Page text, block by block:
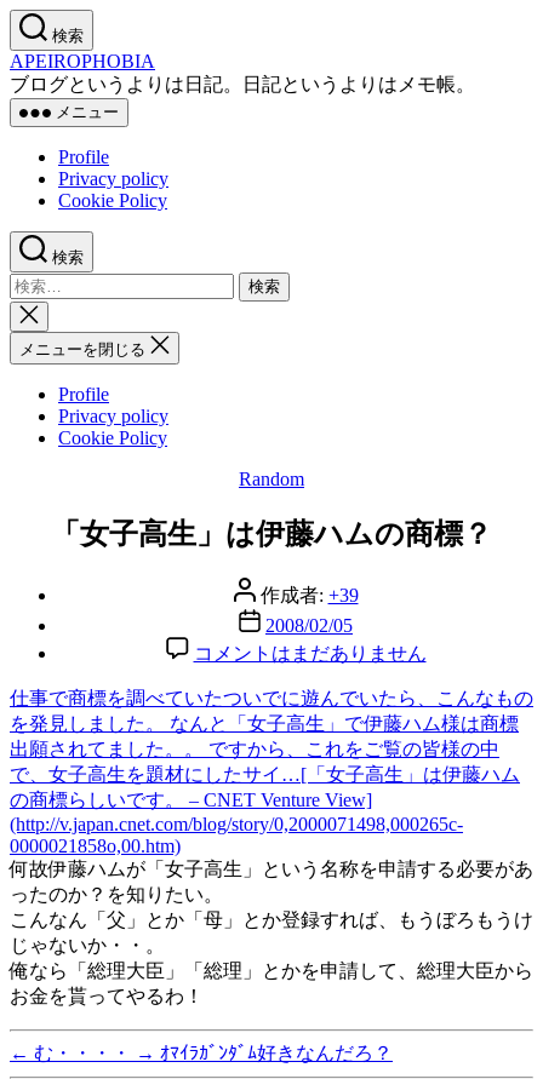
コ
ン
テ
ン
ツ
プ
検索
APEIROPHOBIA
ブログというよりは日記。日記というよりはメモ帳。
メニュー
Profile
Privacy policy
Cookie Policy
検索
検
索
対
象:
検
索
を
メニューを閉じる
Profile
Privacy policy
Cookie Policy
カ
ゴ
Random
「女子高生」は伊藤ハムの商標？
投
稿
者
作成者: +39
投
稿
2008/02/05
「女
高
生」
は
伊
藤
ハ
の
商
標？
の
コメントはまだありません
仕事で商標を調べていたついでに遊んでいたら、こんなもの
を発見しました。 なんと「女子高生」で伊藤ハム様は商標
出願されてました。。 ですから、これをご覧の皆様の中
で、女子高生を題材にしたサイ…[「女子高生」は伊藤ハム
の商標らしいです。 – CNET Venture View]
(http://v.japan.cnet.com/blog/story/0,2000071498,000265c-
0000021858o,00.htm)
何故伊藤ハムが「女子高生」という名称を申請する必要があ
ったのか？を知りたい。
こんなん「父」とか「母」とか登録すれば、もうぼろもうけ
じゃないか・・。
俺なら「総理大臣」「総理」とかを申請して、総理大臣から
お金を貰ってやるわ！
← む・・・・ → ｵﾏｲﾗｶﾞﾝﾀﾞﾑ好きなんだろ？